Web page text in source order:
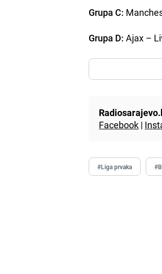
Grupa C:
Grupa D: Ajax –
Facebook |
#Liga prvaka